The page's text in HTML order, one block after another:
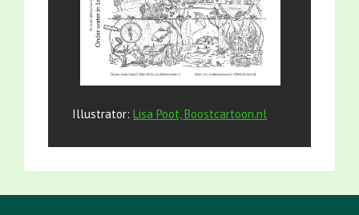
Illustrator: Lisa Poot, Boostcartoon.nl